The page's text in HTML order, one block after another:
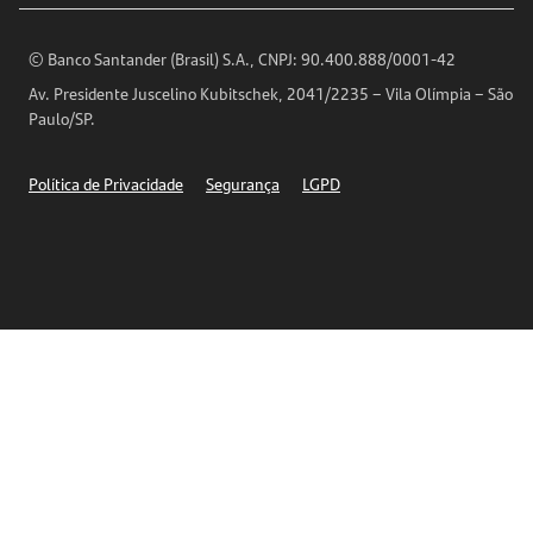
Horários de Atendimento
Telefones
© Banco Santander (Brasil) S.A., CNPJ: 90.400.888/0001-42
Av. Presidente Juscelino Kubitschek, 2041/2235 – Vila Olímpia – São
Paulo/SP.
Política de Privacidade Segurança LGPD